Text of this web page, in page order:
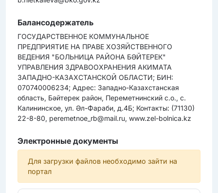
Балансодержатель
ГОСУДАРСТВЕННОЕ КОММУНАЛЬНОЕ
ПРЕДПРИЯТИЕ НА ПРАВЕ ХОЗЯЙСТВЕННОГО
ВЕДЕНИЯ "БОЛЬНИЦА РАЙОНА БӘЙТЕРЕК"
УПРАВЛЕНИЯ ЗДРАВООХРАНЕНИЯ АКИМАТА
ЗАПАДНО-КАЗАХСТАНСКОЙ ОБЛАСТИ; БИН:
070740006234; Адрес: Западно-Казахстанская
область, Бәйтерек район, Переметнинский с.о., с.
Калининское, ул. Әл-Фараби, д.4Б; Контакты: (71130)
22-8-80, peremetnoe_rb@mail.ru, www.zel-bolnica.kz
Электронные документы
Для загрузки файлов необходимо зайти на
портал